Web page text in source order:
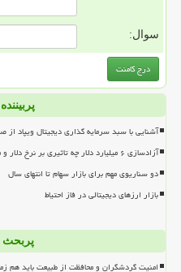
سوال:
آشنایی با سبد سرمایه گذاری دیجیتال ویپاد
آزادسازی ۶ میلیارد دلار چه تاثیری بر نرخ دلار و معیشت مردم دارد؟
دو سناریوی مهم برای بازار سهام تا انتهای سال
بازار ارزهای دیجیتالی در فاز احتیاط
پربحث
امنیت گردشگران و محافظت از طبیعت باید هم